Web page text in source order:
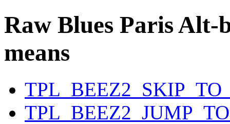
Raw Blues ParisAlt-
means